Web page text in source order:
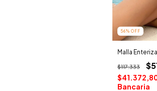
56% OFF
Malla
$117.333
Bancaria